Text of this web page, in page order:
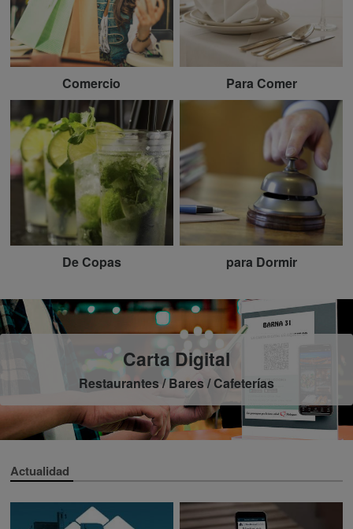
Comercio Para Comer
De Copas para Dormir
Carta Digital
Restaurantes / Bares / Cafeterías
Actualidad